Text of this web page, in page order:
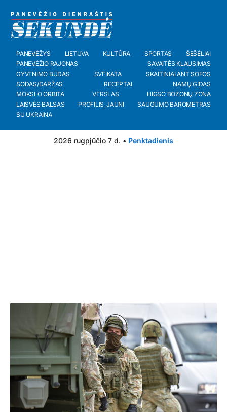
PANEVĖŽYS LIETUVA KULTŪRA SPORTAS
ŠEŠĖLIAI
PANEVĖŽIO RAJONAS
SAVAITĖS KLAUSIMAS
GYVENIMO BŪDAS
SVEIKATA
SKAITINIAI ANT SOFOS
SODAS/DARŽAS
RECEPTAI
NAMŲ GIDAS
MOKSLO ORBITA
VERSLAS
HIGSO BOZONŲ ZONA
LAISVĖS BALSAS
PROFILIS_JAUNI
SAUGUMO BAROMETRAS
SU UKRAINA
2026 rugpjūčio 7 d. • Penktadienis